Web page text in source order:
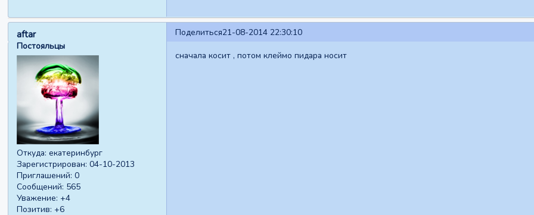
Поделиться21-08-2014 22:30:10
aftar
Постояльцы
Откуда: екатеринбург
Зарегистрирован: 04-10-2013
Приглашений: 0
Сообщений: 565
Уважение: +4
Позитив: +6
сначала косит , потом клеймо пидара носит